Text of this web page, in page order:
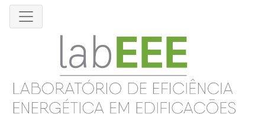
Pular